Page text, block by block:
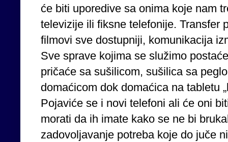
će biti uporedive sa onima koje nam
televizije ili fiksne telefonije. Transfer
filmovi sve dostupniji, komunikacija
Sve sprave kojima se služimo
pričaće sa sušilicom, sušilica sa
domaćicom dok domaćica na tabletu
Pojaviće se i novi telefoni ali će oni
morati da ih imate kako se ne bi
zadovoljavanje potreba koje do juče